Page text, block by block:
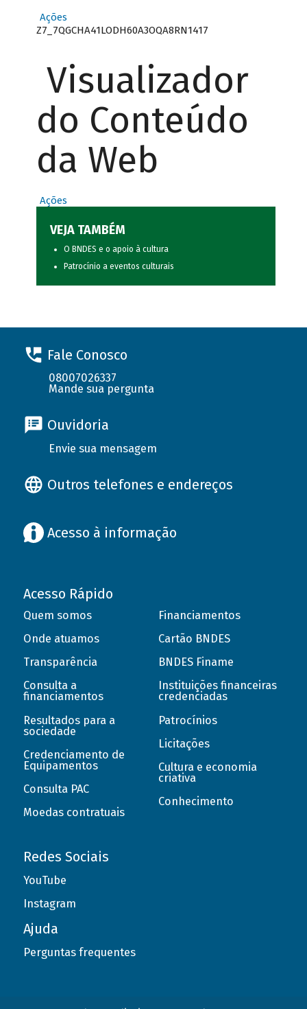
Ações
Z7_7QGCHA41LODH60A3OQA8RN1417
Visualizador
do Conteúdo
da Web
Ações
VEJA TAMBÉM
O BNDES e o apoio à cultura
Patrocínio a eventos culturais
Fale Conosco
08007026337
Mande sua pergunta
Ouvidoria
Envie sua mensagem
Outros telefones e endereços
Acesso à informação
Acesso Rápido
Quem somos
Onde atuamos
Transparência
Consulta a
financiamentos
Resultados para a
sociedade
Credenciamento de
Equipamentos
Consulta PAC
Moedas contratuais
Financiamentos
Cartão BNDES
BNDES Finame
Instituições financeiras
credenciadas
Patrocínios
Licitações
Cultura e economia
criativa
Conhecimento
Redes Sociais
YouTube
Instagram
Ajuda
Perguntas frequentes